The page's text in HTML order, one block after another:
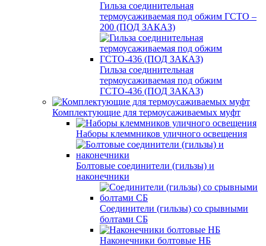
Гильза соединительная
термоусаживаемая под обжим ГСТО –
200 (ПОД ЗАКАЗ)
Гильза соединительная
термоусаживаемая под обжим
ГСТО-436 (ПОД ЗАКАЗ)
Комплектующие для термоусаживаемых муфт
Наборы клеммников уличного освещения
Болтовые соединители (гильзы) и
наконечники
Соединители (гильзы) со срывными
болтами СБ
Наконечники болтовые НБ